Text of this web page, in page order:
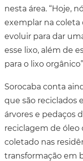
nesta área. “Hoje,
exemplar na coleta
evoluir para dar
esse lixo, além de
para o lixo
Sorocaba conta
que são reciclados
árvores e pedaços
reciclagem de óleo
coletado nas
transformação em